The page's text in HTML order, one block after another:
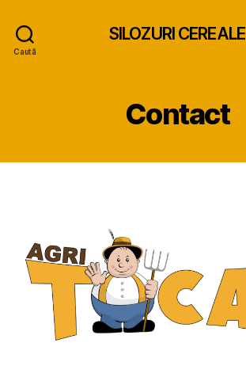
Caută
SILOZURI CEREALE
Contact